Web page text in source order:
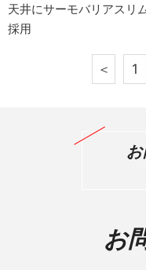
天井にサーモバリアスリ
採用
＜ 1
お